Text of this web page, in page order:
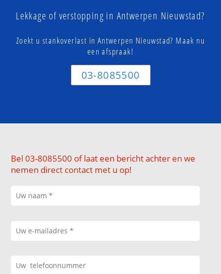
Lekkage of verstopping in Antwerpen Nieuwstad?
Zoekt u stankoverlast in Antwerpen Nieuwstad? Maak nu
een afspraak!
03-8085500
Bel 03-8085500 of laat een bericht achter en we
nemen direct contact met u op!